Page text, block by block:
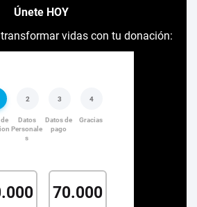
Únete HOY
vidas con tu donación: